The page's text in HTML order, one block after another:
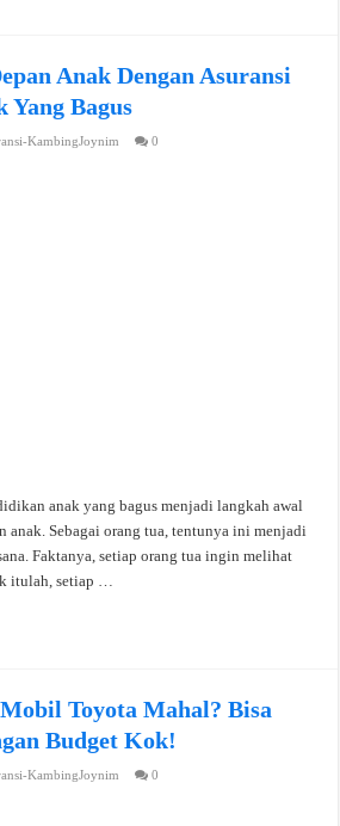
Anak Dengan Asuransi
Yang Bagus
KambingJoynim 0
anak yang bagus menjadi langkah awal
anak. Sebagai orang tua, tentunya ini menjadi
Faktanya, setiap orang tua ingin melihat
itulah, setiap …
Toyota Mahal? Bisa
Budget Kok!
KambingJoynim 0